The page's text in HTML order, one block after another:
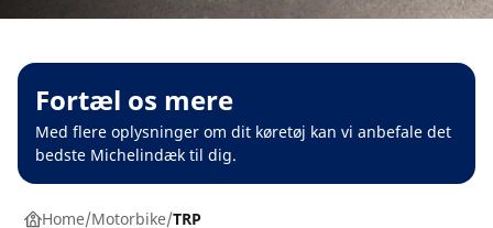
Fortæl os mere
Med flere oplysninger om dit køretøj kan vi anbefale det
bedste Michelindæk til dig.
Home Motorbike TRP